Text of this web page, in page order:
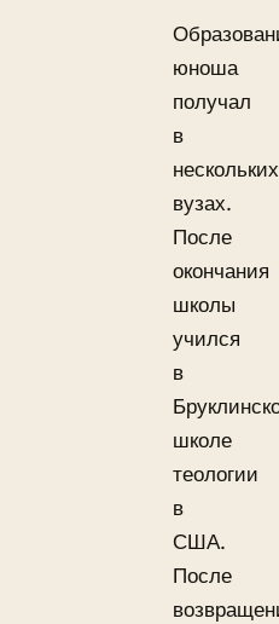
юноша
получал
в
нескольких
вузах.
После
окончания
школы
учился
в
школе
теологии
в
США.
После